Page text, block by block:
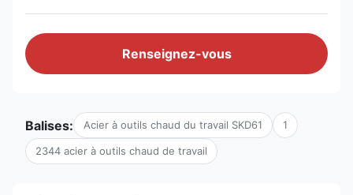
Renseignez-vous
Balises: Acier à outils chaud du travail SKD61 1
2344 acier à outils chaud de travail